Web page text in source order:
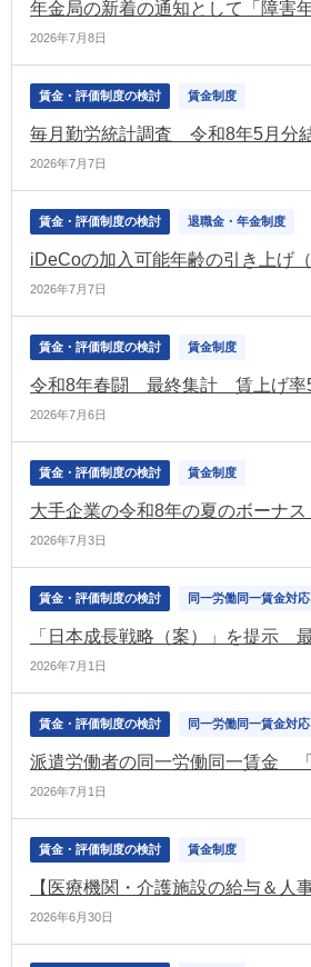
2026年7月8日
賃金・評価制度の検討 賃金制度
2026年7月7日
賃金・評価制度の検討 退職金・年金制度
2026年7月7日
賃金・評価制度の検討 賃金制度
2026年7月6日
賃金・評価制度の検討 賃金制度
2026年7月3日
賃金・評価制度の検討 同一労働同一賃金対応
2026年7月1日
賃金・評価制度の検討 同一労働同一賃金対応
2026年7月1日
賃金・評価制度の検討 賃金制度
2026年6月30日